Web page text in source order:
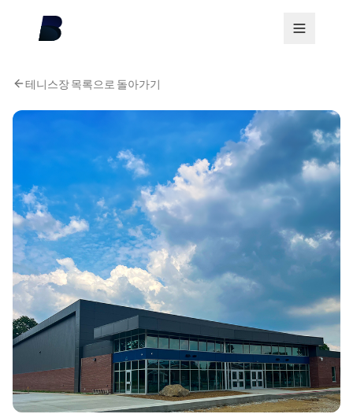
테니스장 목록으로 돌아가기